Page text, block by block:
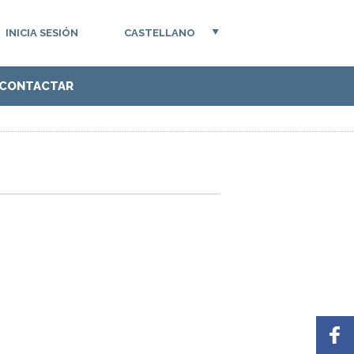
INICIA SESIÓN CASTELLANO